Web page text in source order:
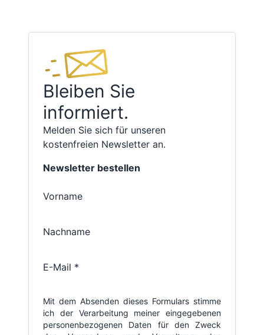
Bleiben Sie
informiert.
Melden Sie sich für unseren
kostenfreien Newsletter an.